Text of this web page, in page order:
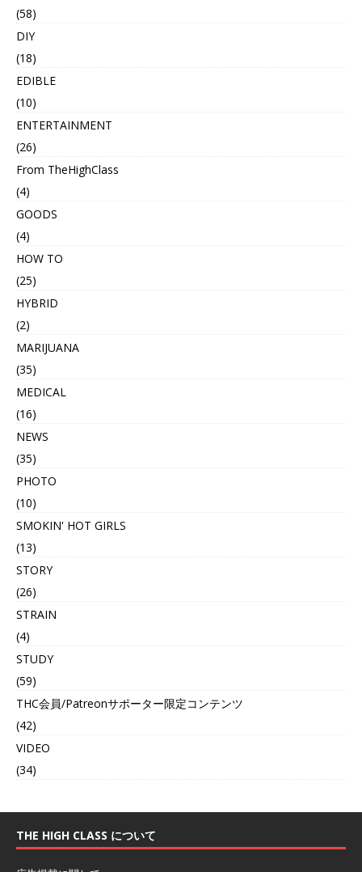
(58)
DIY
(18)
EDIBLE
(10)
ENTERTAINMENT
(26)
From TheHighClass
(4)
GOODS
(4)
HOW TO
(25)
HYBRID
(2)
MARIJUANA
(35)
MEDICAL
(16)
NEWS
(35)
PHOTO
(10)
SMOKIN' HOT GIRLS
(13)
STORY
(26)
STRAIN
(4)
STUDY
(59)
THC会員/Patreonサポーター限定コンテンツ
(42)
VIDEO
(34)
THE HIGH CLASS について